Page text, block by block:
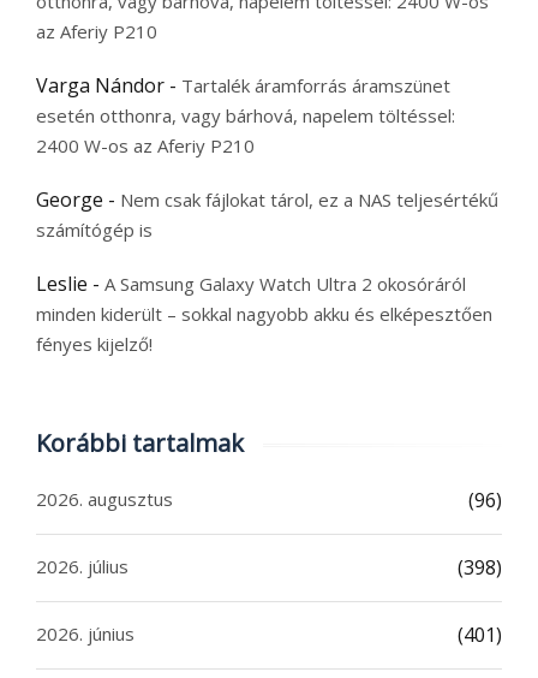
az Aferiy P210
Varga Nándor - Tartalék áramforrás áramszünet
esetén otthonra, vagy bárhová, napelem töltéssel:
2400 W-os az Aferiy P210
George - Nem csak fájlokat tárol, ez a NAS teljesértékű
számítógép is
Leslie - A Samsung Galaxy Watch Ultra 2 okosóráról
minden kiderült – sokkal nagyobb akku és elképesztően
fényes kijelző!
Korábbi tartalmak
2026. augusztus (96)
2026. július (398)
2026. június (401)